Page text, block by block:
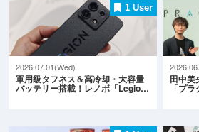
1 User
2026.07.01(Wed)
軍用級タフネス＆高冷却・大容量
バッテリー搭載！レノボ「Legio…
田中美
「プ